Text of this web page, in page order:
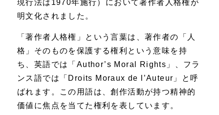
現行法は1970年施行）において著作者人格権が
明文化されました。
「著作者人格権」という言葉は、著作者の「人
格」そのものを保護する権利という意味を持
ち、英語では「Author’s Moral Rights」、フラ
ンス語では「Droits Moraux de l’Auteur」と呼
ばれます。この用語は、創作活動が持つ精神的
価値に焦点を当てた権利を表しています。